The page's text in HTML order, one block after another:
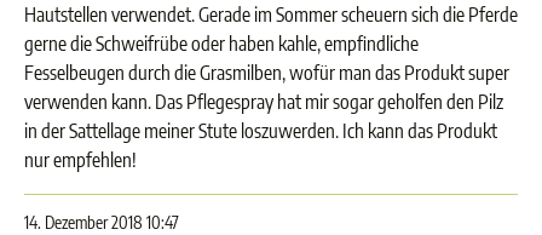
Hautstellen verwendet. Gerade im Sommer scheuern sich die Pferde
gerne die Schweifrübe oder haben kahle, empfindliche
Fesselbeugen durch die Grasmilben, wofür man das Produkt super
verwenden kann. Das Pflegespray hat mir sogar geholfen den Pilz
in der Sattellage meiner Stute loszuwerden. Ich kann das Produkt
nur empfehlen!
14. Dezember 2018 10:47